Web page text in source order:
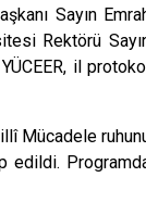
Sayın
Rektörü
il
Mücadele
edildi.